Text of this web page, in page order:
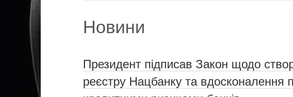
Новини
Президент підписав Закон щодо
реєстру Нацбанку та вдосконалення